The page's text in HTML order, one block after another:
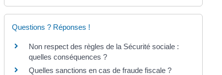
Questions ? Réponses !
Non respect des règles de la Sécurité sociale :
quelles conséquences ?
Quelles sanctions en cas de fraude fiscale ?